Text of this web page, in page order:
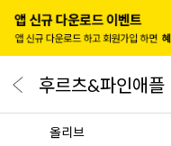
후르츠&파인애플
올리브